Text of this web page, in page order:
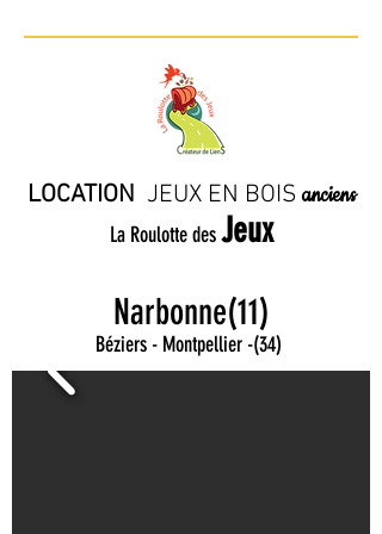
LOCATION JEUX EN BOIS anciens
La Roulotte des Jeux
Narbonne(11)
Béziers - Montpellier -(34)